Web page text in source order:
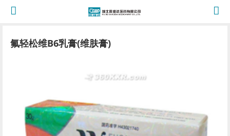
氟轻松维B6乳膏(维肤膏)